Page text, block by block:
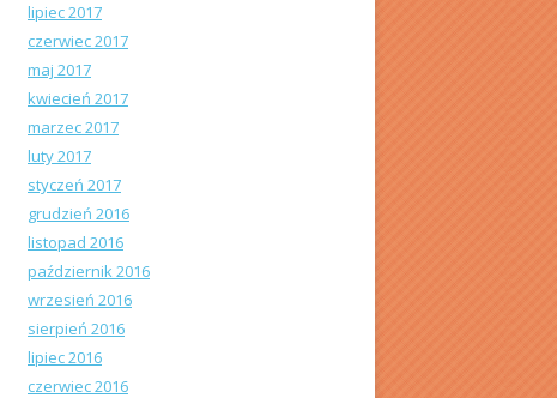
lipiec 2017
czerwiec 2017
maj 2017
kwiecień 2017
marzec 2017
luty 2017
styczeń 2017
grudzień 2016
listopad 2016
październik 2016
wrzesień 2016
sierpień 2016
lipiec 2016
czerwiec 2016